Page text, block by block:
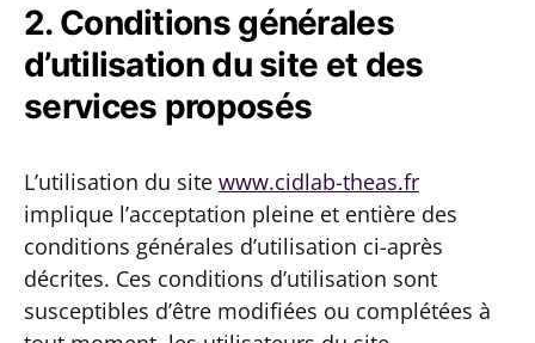
2. Conditions générales
d’utilisation du site et des
services proposés
L’utilisation du site www.cidlab-theas.fr
implique l’acceptation pleine et entière des
conditions générales d’utilisation ci-après
décrites. Ces conditions d’utilisation sont
susceptibles d’être modifiées ou complétées à